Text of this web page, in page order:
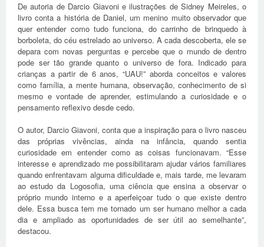
De autoria de Darcio Giavoni e ilustrações de Sidney Meireles, o
livro conta a história de Daniel, um menino muito observador que
quer entender como tudo funciona, do carrinho de brinquedo à
borboleta, do céu estrelado ao universo. A cada descoberta, ele se
depara com novas perguntas e percebe que o mundo de dentro
pode ser tão grande quanto o universo de fora. Indicado para
crianças a partir de 6 anos, “UAU!” aborda conceitos e valores
como família, a mente humana, observação, conhecimento de si
mesmo e vontade de aprender, estimulando a curiosidade e o
pensamento reflexivo desde cedo.
O autor, Darcio Giavoni, conta que a inspiração para o livro nasceu
das próprias vivências, ainda na infância, quando sentia
curiosidade em entender como as coisas funcionavam. “Esse
interesse e aprendizado me possibilitaram ajudar vários familiares
quando enfrentavam alguma dificuldade e, mais tarde, me levaram
ao estudo da Logosofia, uma ciência que ensina a observar o
próprio mundo interno e a aperfeiçoar tudo o que existe dentro
dele. Essa busca tem me tornado um ser humano melhor a cada
dia e ampliado as oportunidades de ser útil ao semelhante”,
destacou.